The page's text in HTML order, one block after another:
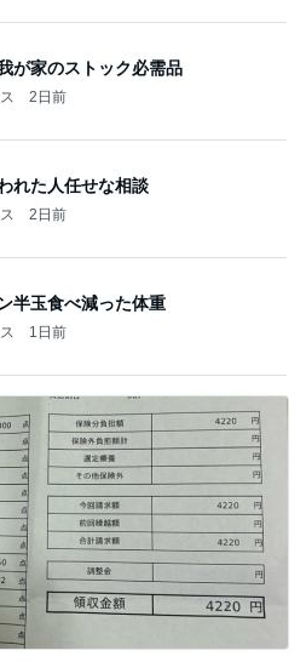
が家のストック必需品
2日前
れた人任せな相談
2日前
半玉食べ減った体重
1日前